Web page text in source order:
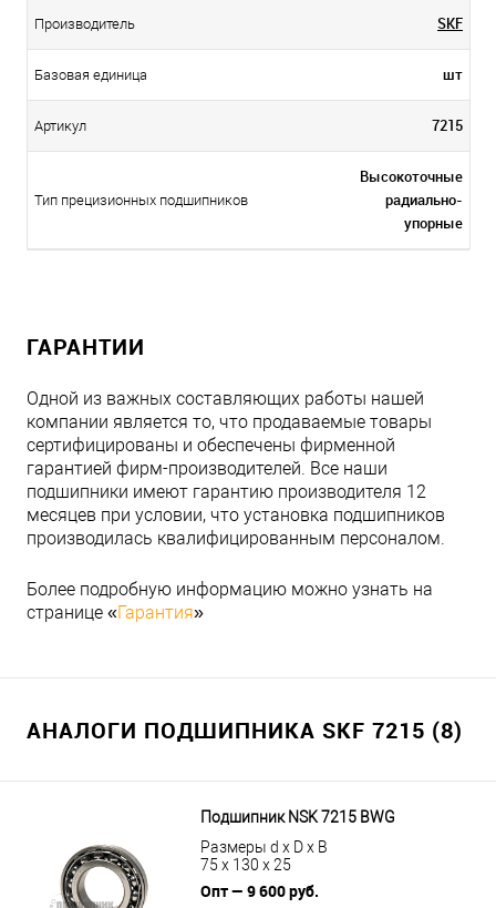
Производитель SKF
Базовая единица шт
Артикул 7215
Тип прецизионных подшипников
Высокоточные
радиально-
упорные
ГАРАНТИИ
Одной из важных составляющих работы нашей
компании является то, что продаваемые товары
сертифицированы и обеспечены фирменной
гарантией фирм-производителей. Все наши
подшипники имеют гарантию производителя 12
месяцев при условии, что установка подшипников
производилась квалифицированным персоналом.
Более подробную информацию можно узнать на
странице «Гарантия»
АНАЛОГИ ПОДШИПНИКА SKF 7215 (8)
Подшипник NSK 7215 BWG
Размеры d x D x B
75 x 130 x 25
Опт — 9 600 руб.